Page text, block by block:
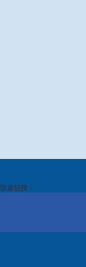
快速链接：